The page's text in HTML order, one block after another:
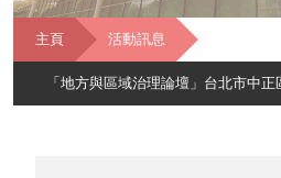
主頁 活動訊息
「地方與區域治理論壇」台北市中